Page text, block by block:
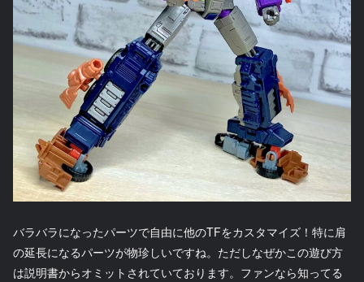
バラバラになったパーツで自由に他のTFをカスタマイズ！特に肩
の延長になるパーツが物珍しいですね。ただしなぜかこの遊び方
は説明書からオミットされていております。ファンなら知ってる